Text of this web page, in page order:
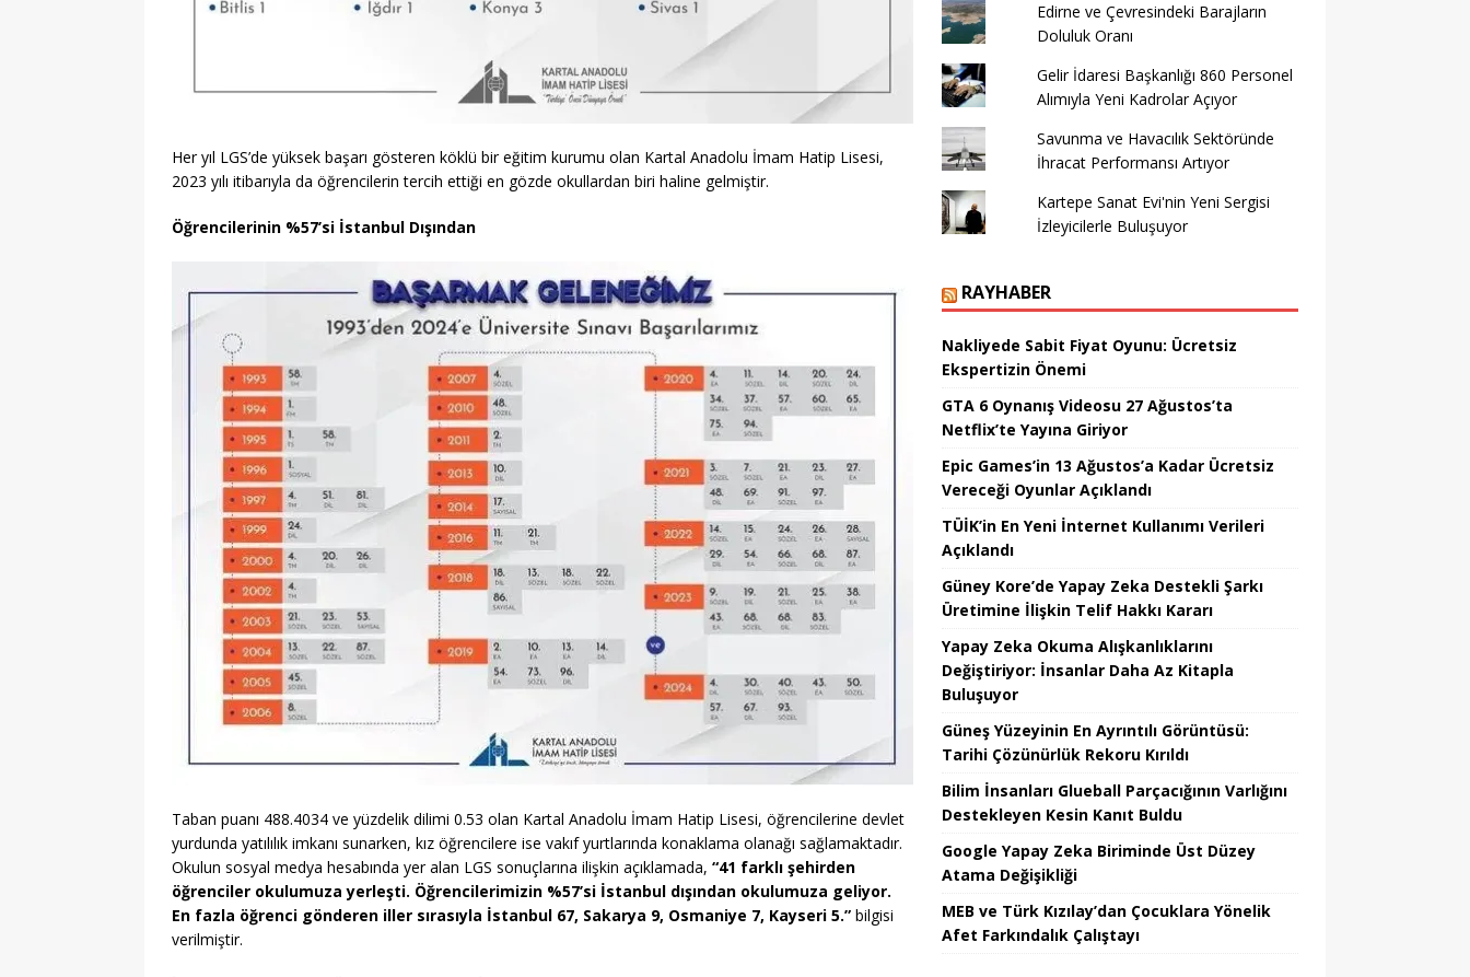
Her yıl LGS’de yüksek başarı gösteren köklü bir eğitim kurumu olan Kartal Anadolu İmam Hatip Lisesi,
2023 yılı itibarıyla da öğrencilerin tercih ettiği en gözde okullardan biri haline gelmiştir.
Öğrencilerinin %57’si İstanbul Dışından
Taban puanı 488.4034 ve yüzdelik dilimi 0.53 olan Kartal Anadolu İmam Hatip Lisesi, öğrencilerine devlet
yurdunda yatılılık imkanı sunarken, kız öğrencilere ise vakıf yurtlarında konaklama olanağı sağlamaktadır.
Okulun sosyal medya hesabında yer alan LGS sonuçlarına ilişkin açıklamada, “41 farklı şehirden
öğrenciler okulumuza yerleşti. Öğrencilerimizin %57’si İstanbul dışından okulumuza geliyor.
En fazla öğrenci gönderen iller sırasıyla İstanbul 67, Sakarya 9, Osmaniye 7, Kayseri 5.” bilgisi
verilmiştir.
Edirne ve Çevresindeki Barajların
Doluluk Oranı
Gelir İdaresi Başkanlığı 860 Personel
Alımıyla Yeni Kadrolar Açıyor
Savunma ve Havacılık Sektöründe
İhracat Performansı Artıyor
Kartepe Sanat Evi'nin Yeni Sergisi
İzleyicilerle Buluşuyor
RAYHABER
Nakliyede Sabit Fiyat Oyunu: Ücretsiz
Ekspertizin Önemi
GTA 6 Oynanış Videosu 27 Ağustos’ta
Netflix’te Yayına Giriyor
Epic Games’in 13 Ağustos’a Kadar Ücretsiz
Vereceği Oyunlar Açıklandı
TÜİK’in En Yeni İnternet Kullanımı Verileri
Açıklandı
Güney Kore’de Yapay Zeka Destekli Şarkı
Üretimine İlişkin Telif Hakkı Kararı
Yapay Zeka Okuma Alışkanlıklarını
Değiştiriyor: İnsanlar Daha Az Kitapla
Buluşuyor
Güneş Yüzeyinin En Ayrıntılı Görüntüsü:
Tarihi Çözünürlük Rekoru Kırıldı
Bilim İnsanları Glueball Parçacığının Varlığını
Destekleyen Kesin Kanıt Buldu
Google Yapay Zeka Biriminde Üst Düzey
Atama Değişikliği
MEB ve Türk Kızılay’dan Çocuklara Yönelik
Afet Farkındalık Çalıştayı